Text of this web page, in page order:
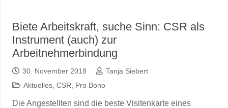
Biete Arbeitskraft, suche Sinn: CSR als
Instrument (auch) zur
Arbeitnehmerbindung
30. November 2018
Tanja Siebert
Aktuelles, CSR Pro Bono
Die Angestellten sind die beste Visitenkarte eines